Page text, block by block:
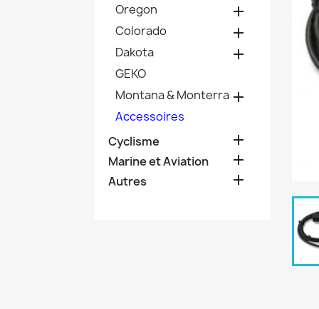
Oregon 
Colorado 
Dakota 
GEKO
Montana & Monterra 
Accessoires
Cyclisme

Marine et Aviation 
Autres 